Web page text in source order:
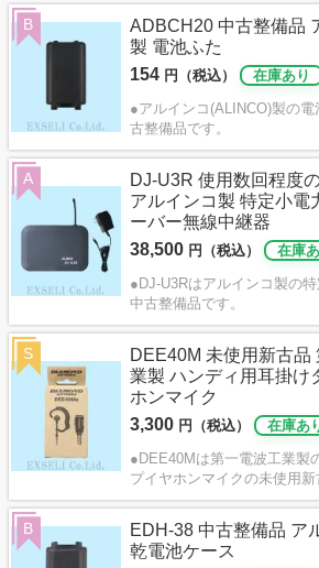
ADBCH20 中古整備品
製 電池ふた
154 円（税込）
在庫あり
●アルインコ(ALINCO)製の
古整備品です。
B
DJ-U3R 使用数回程度
アルインコ製 特定小電
ーバー無線中継器
38,500 円（税込）
在庫
●DJ-U3Rはアルインコ製の
中古整備品です。
A
DEE40M 未使用新古品
業製 ハンディ用耳掛け
ホンマイク
3,300 円（税込）
在庫あ
●DEE40Mは第一電波工業製
プイヤホンマイクの未使用新
S
EDH-38 中古整備品 ア
乾電池ケース
B